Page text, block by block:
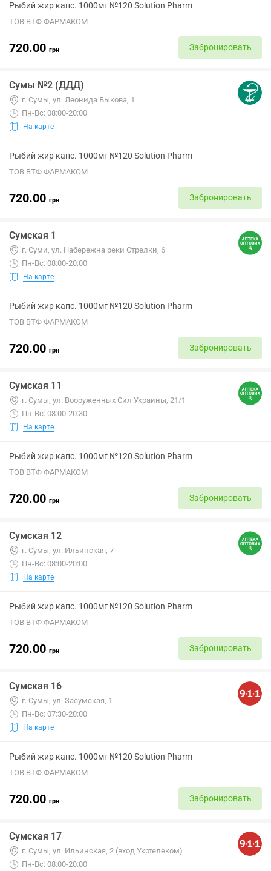
Рыбий жир капс. 1000мг №120 Solution Pharm
ТОВ ВТФ ФАРМАКОМ
720.00 грн Забронировать
Сумы №2 (ДДД)
г. Сумы, ул. Леонида Быкова, 1
Пн-Вс: 08:00-20:00
На карте
Рыбий жир капс. 1000мг №120 Solution Pharm
ТОВ ВТФ ФАРМАКОМ
720.00 грн Забронировать
Сумская 1
г. Суми, ул. Набережна реки Стрелки, 6
Пн-Вс: 08:00-20:00
На карте
Рыбий жир капс. 1000мг №120 Solution Pharm
ТОВ ВТФ ФАРМАКОМ
720.00 грн Забронировать
Сумская 11
г. Сумы, ул. Вооруженных Сил Украины, 21/1
Пн-Вс: 08:00-20:30
На карте
Рыбий жир капс. 1000мг №120 Solution Pharm
ТОВ ВТФ ФАРМАКОМ
720.00 грн Забронировать
Сумская 12
г. Сумы, ул. Ильинская, 7
Пн-Вс: 08:00-20:00
На карте
Рыбий жир капс. 1000мг №120 Solution Pharm
ТОВ ВТФ ФАРМАКОМ
720.00 грн Забронировать
Сумская 16
г. Сумы, ул. Засумская, 1
Пн-Вс: 07:30-20:00
На карте
Рыбий жир капс. 1000мг №120 Solution Pharm
ТОВ ВТФ ФАРМАКОМ
720.00 грн Забронировать
Сумская 17
г. Сумы, ул. Ильинская, 2 (вход Укртелеком)
Пн-Вс: 08:00-20:00